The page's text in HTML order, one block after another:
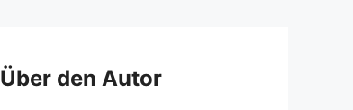
Über den Autor